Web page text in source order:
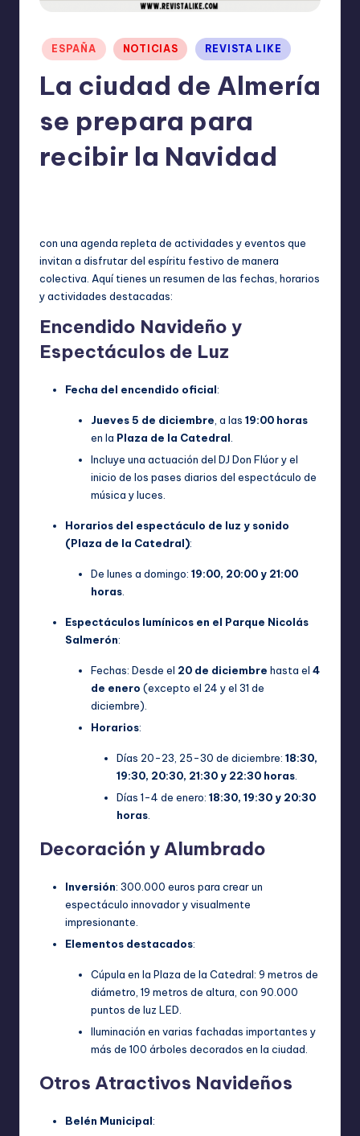
OPublicado
en
ESPAÑA NOTICIAS REVISTA LIKE
La ciudad de Almería
se prepara para
recibir la Navidad
con una agenda repleta de actividades y eventos que
invitan a disfrutar del espíritu festivo de manera
colectiva. Aquí tienes un resumen de las fechas, horarios
y actividades destacadas:
Encendido Navideño y
Espectáculos de Luz
Fecha del encendido oficial:
Jueves 5 de diciembre , a las 19:00 horas
en la Plaza de la Catedral
Incluye una actuación del DJ Don Flúor y el
inicio de los pases diarios del espectáculo de
música y luces.
Horarios del espectáculo de luz y sonido
(Plaza de la Catedral):
De lunes a domingo: 19:00, 20:00 y 21:00
horas
Espectáculos lumínicos en el Parque Nicolás
Salmerón:
Fechas: Desde el 20 de diciembre hasta el 4
de enero (excepto el 24 y el 31 de
diciembre).
Horarios:
Días 20-23, 25-30 de diciembre: 18:30,
19:30, 20:30, 21:30 y 22:30 horas
Días 1-4 de enero: 18:30, 19:30 y 20:30
horas
Decoración y Alumbrado
Inversión: 300.000 euros para crear un
espectáculo innovador y visualmente
impresionante.
Elementos destacados:
Cúpula en la Plaza de la Catedral: 9 metros de
diámetro, 19 metros de altura, con 90.000
puntos de luz LED.
Iluminación en varias fachadas importantes y
más de 100 árboles decorados en la ciudad.
Otros Atractivos Navideños
Belén Municipal: